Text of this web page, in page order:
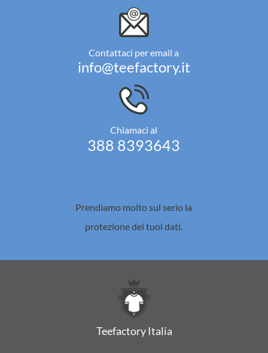
Contattaci per email a
info@teefactory.it
Chiamaci al
388 8393643
Prendiamo molto sul serio la
protezione dei tuoi dati.
Teefactory Italia